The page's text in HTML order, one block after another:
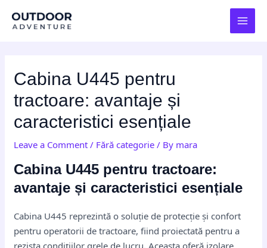
Cabina U445 pentru
tractoare: avantaje și
caracteristici esențiale
Leave a Comment / Fără categorie / By mara
Cabina U445 pentru tractoare:
avantaje și caracteristici esențiale
Cabina U445 reprezintă o soluție de protecție și confort
pentru operatorii de tractoare, fiind proiectată pentru a
rezista condițiilor grele de lucru. Aceasta oferă izolare
navigation